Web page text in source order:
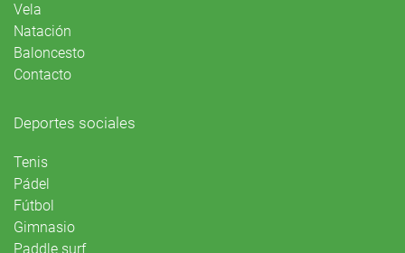
Vela
Natación
Baloncesto
Contacto
Deportes sociales
Tenis
Pádel
Fútbol
Gimnasio
Paddle surf